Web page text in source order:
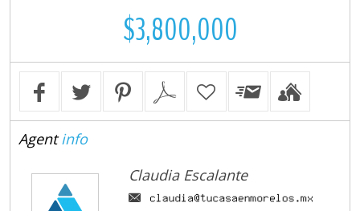
$3,800,000
Agentinfo
Claudia Escalante